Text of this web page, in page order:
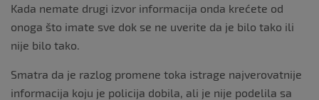
Kada nemate drugi izvor informacija onda krećete od
onoga što imate sve dok se ne uverite da je bilo tako ili
nije bilo tako.
Smatra da je razlog promene toka istrage najverovatnije
informacija koju je policija dobila, ali je nije podelila sa